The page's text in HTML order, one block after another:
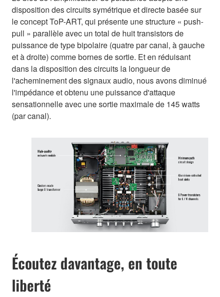
disposition des circuits symétrique et directe basée sur
le concept ToP-ART, qui présente une structure « push-
pull » parallèle avec un total de huit transistors de
puissance de type bipolaire (quatre par canal, à gauche
et à droite) comme bornes de sortie. Et en réduisant
dans la disposition des circuits la longueur de
l'acheminement des signaux audio, nous avons diminué
l'impédance et obtenu une puissance d'attaque
sensationnelle avec une sortie maximale de 145 watts
(par canal).
Écoutez davantage, en toute
liberté